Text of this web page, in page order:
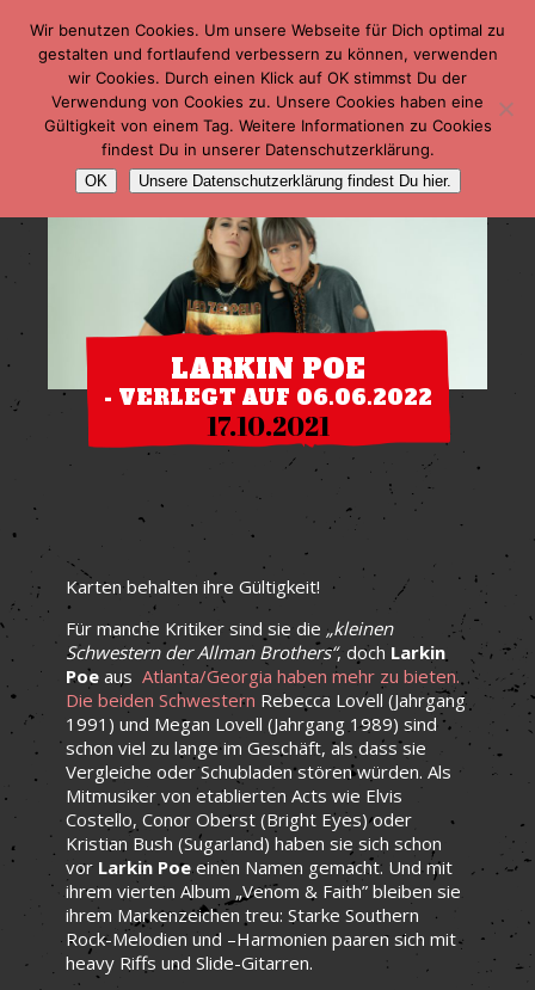
LARKIN POE
- VERLEGT AUF 06.06.2022
17.10.2021
Karten behalten ihre Gültigkeit!
Für manche Kritiker sind sie die „kleinen
Schwestern der Allman Brothers“, doch Larkin
Poe aus Atlanta/Georgia haben mehr zu bieten.
Die beiden Schwestern Rebecca Lovell (Jahrgang
1991) und Megan Lovell (Jahrgang 1989) sind
schon viel zu lange im Geschäft, als dass sie
Vergleiche oder Schubladen stören würden. Als
Mitmusiker von etablierten Acts wie Elvis
Costello, Conor Oberst (Bright Eyes) oder
Kristian Bush (Sugarland) haben sie sich schon
vor Larkin Poeeinen Namen gemacht. Und mit
ihrem vierten Album „Venom & Faith” bleiben sie
ihrem Markenzeichen treu: Starke Southern
Rock-Melodien und –Harmonien paaren sich mit
heavy Riffs und Slide-Gitarren.
Wir benutzen Cookies. Um unsere Webseite für Dich optimal zu
gestalten und fortlaufend verbessern zu können, verwenden
wir Cookies. Durch einen Klick auf OK stimmst Du der
Verwendung von Cookies zu. Unsere Cookies haben eine
Gültigkeit von einem Tag. Weitere Informationen zu Cookies
findest Du in unserer Datenschutzerklärung.
OK Unsere Datenschutzerklärung findest Du hier.